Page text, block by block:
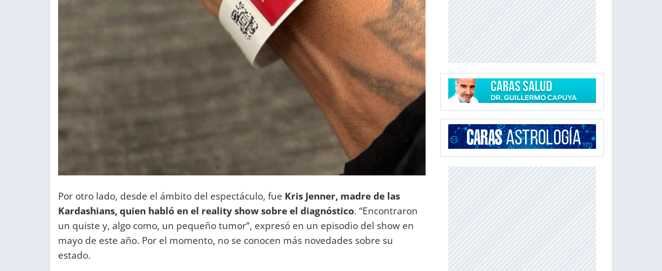
Por otro lado, desde el ámbito del espectáculo, fue Kris Jenner, madre de las
Kardashians, quien habló en el reality show sobre el diagnóstico. “Encontraron
un quiste y, algo como, un pequeño tumor”, expresó en un episodio del show en
mayo de este año. Por el momento, no se conocen más novedades sobre su
estado.